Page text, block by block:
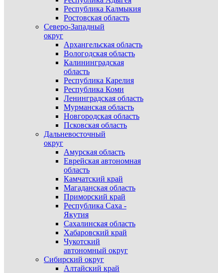
Республика Калмыкия
Ростовская область
Северо-Западный
округ
Архангельская область
Вологодская область
Калининградская
область
Республика Карелия
Республика Коми
Ленинградская область
Мурманская область
Новгородская область
Псковская область
Дальневосточный
округ
Амурская область
Еврейская автономная
область
Камчатский край
Магаданская область
Приморский край
Республика Саха -
Якутия
Сахалинская область
Хабаровский край
Чукотский
автономный округ
Сибирский округ
Алтайский край